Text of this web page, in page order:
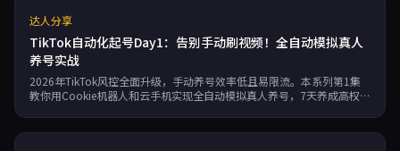
达人分享
TikTok自动化起号Day1：告别手动刷视频！全自动模拟真人
养号实战
2026年TikTok风控全面升级，手动养号效率低且易限流。本系列第1集
教你用Cookie机器人和云手机实现全自动模拟真人养号，7天养成高权重